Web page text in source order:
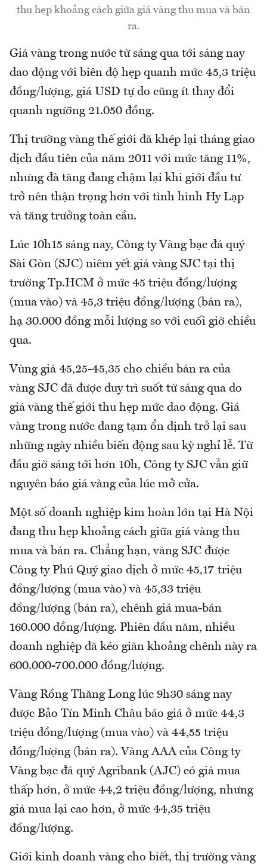
thu hẹp khoảng cách giữa giá vàng thu mua và bán
ra.
Giá vàng trong nước từ sáng qua tới sáng nay
dao động với biên độ hẹp quanh mức 45,3 triệu
đồng/lượng, giá USD tự do cũng ít thay đổi
quanh ngưỡng 21.050 đồng.
Thị trường vàng thế giới đã khép lại tháng giao
dịch đầu tiên của năm 2011 với mức tăng 11%,
nhưng đà tăng đang chậm lại khi giới đầu tư
trở nên thận trọng hơn với tình hình Hy Lạp
và tăng trưởng toàn cầu.
Lúc 10h15 sáng nay, Công ty Vàng bạc đá quý
Sài Gòn (SJC) niêm yết giá vàng SJC tại thị
trường Tp.HCM ở mức 45 triệu đồng/lượng
(mua vào) và 45,3 triệu đồng/lượng (bán ra),
hạ 30.000 đồng mỗi lượng so với cuối giờ chiều
qua.
Vùng giá 45,25-45,35 cho chiều bán ra của
vàng SJC đã được duy trì suốt từ sáng qua do
giá vàng thế giới thu hẹp mức dao động. Giá
vàng trong nước đang tạm ổn định trở lại sau
những ngày nhiều biến động sau kỳ nghỉ lễ. Từ
đầu giờ sáng tới hơn 10h, Công ty SJC vẫn giữ
nguyên báo giá vàng của lúc mở cửa.
Một số doanh nghiệp kim hoàn lớn tại Hà Nội
đang thu hẹp khoảng cách giữa giá vàng thu
mua và bán ra. Chẳng hạn, vàng SJC được
Công ty Phú Quý giao dịch ở mức 45,17 triệu
đồng/lượng (mua vào) và 45,33 triệu
đồng/lượng (bán ra), chênh giá mua-bán
160.000 đồng/lượng. Phiên đầu năm, nhiều
doanh nghiệp đã kéo giãn khoảng chênh này ra
600.000-700.000 đồng/lượng.
Vàng Rồng Thăng Long lúc 9h30 sáng nay
được Bảo Tín Minh Châu báo giá ở mức 44,3
triệu đồng/lượng (mua vào) và 44,55 triệu
đồng/lượng (bán ra). Vàng AAA của Công ty
Vàng bạc đá quý Agribank (AJC) có giá mua
thấp hơn, ở mức 44,2 triệu đồng/lượng, nhưng
giá mua lại cao hơn, ở mức 44,35 triệu
đồng/lượng.
Giới kinh doanh vàng cho biết, thị trường vàng